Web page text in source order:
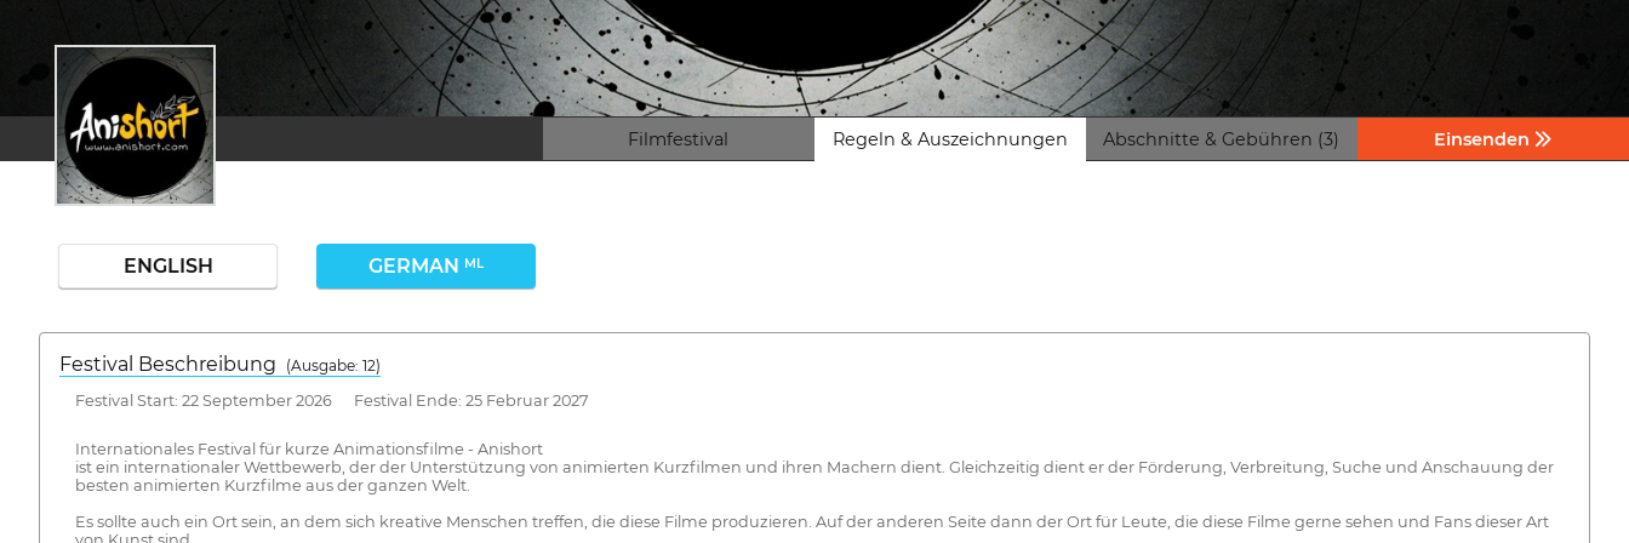
Filmfestival Regeln & Auszeichnungen Abschnitte & Gebühren (3) Einsenden
ENGLISH GERMAN ML
Festival Beschreibung
(Ausgabe: 12)
Festival Start: 22 September 2026 Festival Ende: 25 Februar 2027
Internationales Festival für kurze Animationsfilme - Anishort
ist ein internationaler Wettbewerb, der der Unterstützung von animierten Kurzfilmen und ihren Machern dient. Gleichzeitig dient er der Förderung, Verbreitung, Suche und Anschauung der
besten animierten Kurzfilme aus der ganzen Welt.
Es sollte auch ein Ort sein, an dem sich kreative Menschen treffen, die diese Filme produzieren. Auf der anderen Seite dann der Ort für Leute, die diese Filme gerne sehen und Fans dieser Art